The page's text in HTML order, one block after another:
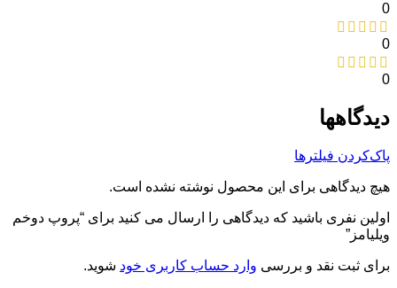
0
0
0
دیدگاهها
پاک‌کردن فیلترها
هیچ دیدگاهی برای این محصول نوشته نشده است.
اولین نفری باشید که دیدگاهی را ارسال می کنید برای “پروپ دوخم
ویلیامز”
برای ثبت نقد و بررسی وارد حساب کاربری خود شوید.